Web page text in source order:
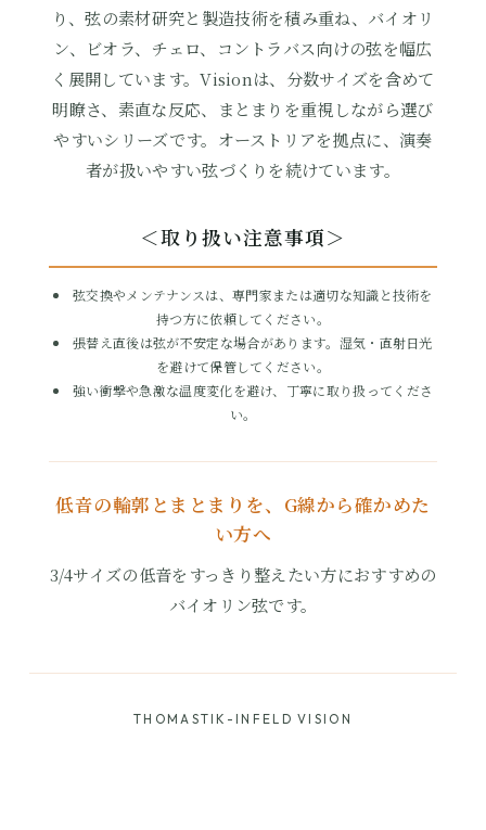
り、弦の素材研究と製造技術を積み重ね、バイオリ
ン、ビオラ、チェロ、コントラバス向けの弦を幅広
く展開しています。Visionは、分数サイズを含めて
明瞭さ、素直な反応、まとまりを重視しながら選び
やすいシリーズです。オーストリアを拠点に、演奏
者が扱いやすい弦づくりを続けています。
＜取り扱い注意事項＞
弦交換やメンテナンスは、専門家または適切な知識と技術を
持つ方に依頼してください。
張替え直後は弦が不安定な場合があります。湿気・直射日光
を避けて保管してください。
強い衝撃や急激な温度変化を避け、丁寧に取り扱ってくださ
い。
低音の輪郭とまとまりを、G線から確かめた
い方へ
3/4サイズの低音をすっきり整えたい方におすすめの
バイオリン弦です。
THOMASTIK-INFELD VISION